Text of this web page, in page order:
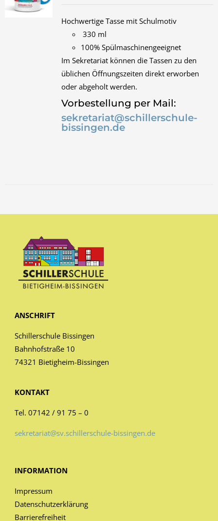
Hochwertige Tasse mit Schulmotiv
330 ml
100% Spülmaschinengeeignet
Im Sekretariat können die Tassen zu den
üblichen Öffnungszeiten direkt erworben
oder abgeholt werden.
Vorbestellung per Mail:
sekretariat@schillerschule-
bissingen.de
ANSCHRIFT
Schillerschule Bissingen
Bahnhofstraße 10
74321 Bietigheim-Bissingen
KONTAKT
Tel. 07142 / 91 75 – 0
sekretariat@sv.schillerschule-bissingen.de
INFORMATION
Impressum
Datenschutzerklärung
Barrierefreiheit